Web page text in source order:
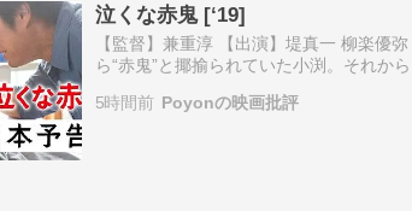
泣くな赤鬼 [‘19]
【監督】兼重淳 【出演】堤真一 柳楽優
ら“赤鬼”と揶揄られていた小渕。それか
に出会い、…
5時間前 Poyonの映画批評